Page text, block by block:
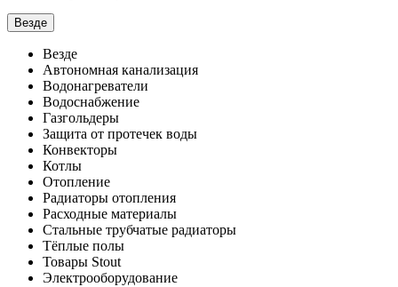
Везде
Везде
Автономная канализация
Водонагреватели
Водоснабжение
Газгольдеры
Защита от протечек воды
Конвекторы
Котлы
Отопление
Радиаторы отопления
Расходные материалы
Стальные трубчатые радиаторы
Тёплые полы
Товары Stout
Электрооборудование